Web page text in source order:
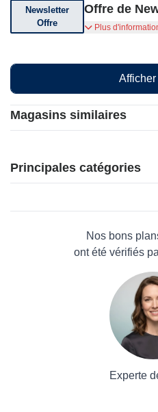
Magasins similaires
F-Secure
Abelssoft
Edrawsoft
Principales catégories
Maison & JardinNos bons
ont été vérifiés
Experte
Newsletter
Offre
Offre de
Abonnez-vous à
offres
Plus
Afficher